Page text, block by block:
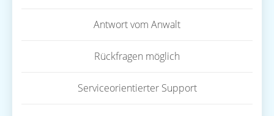
Antwort vom Anwalt
Rückfragen möglich
Serviceorientierter Support